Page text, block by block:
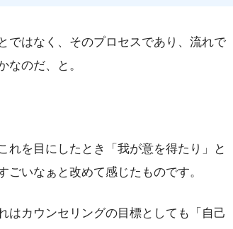
ではなく、そのプロセスであり、流れで
なのだ、と。
れを目にしたとき「我が意を得たり」と
いなぁと改めて感じたものです。
はカウンセリングの目標としても「自己